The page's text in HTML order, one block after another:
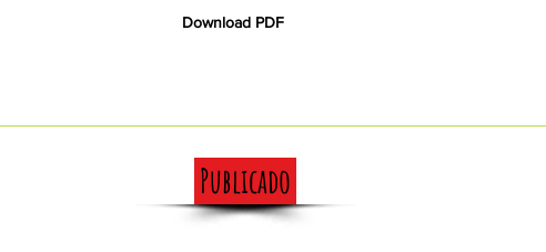
Download PDF
Publicado